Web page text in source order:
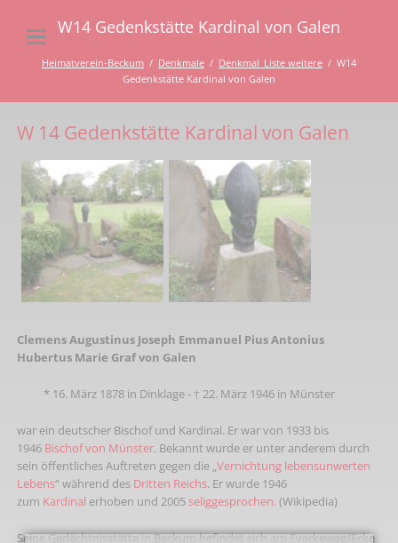
W14 Gedenkstätte Kardinal von Galen
Heimatverein-Beckum Denkmale Denkmal_Liste weitere
W14
Gedenkstätte Kardinal von Galen
W 14 Gedenkstätte Kardinal von Galen
Clemens Augustinus Joseph Emmanuel Pius Antonius
Hubertus Marie Graf von Galen
* 16. März 1878 in Dinklage - † 22. März 1946 in Münster
war ein deutscher Bischof und Kardinal. Er war von 1933 bis
1946 Bischof von Münster. Bekannt wurde er unter anderem durch
sein öffentliches Auftreten gegen die „Vernichtung lebensunwerten
Lebens“ während des Dritten Reichs. Er wurde 1946
zum Kardinal erhoben und 2005 seliggesprochen. (Wikipedia)
Seine Gedächtnisstätte in Beckum befindet sich am Everkeweg/Ecke